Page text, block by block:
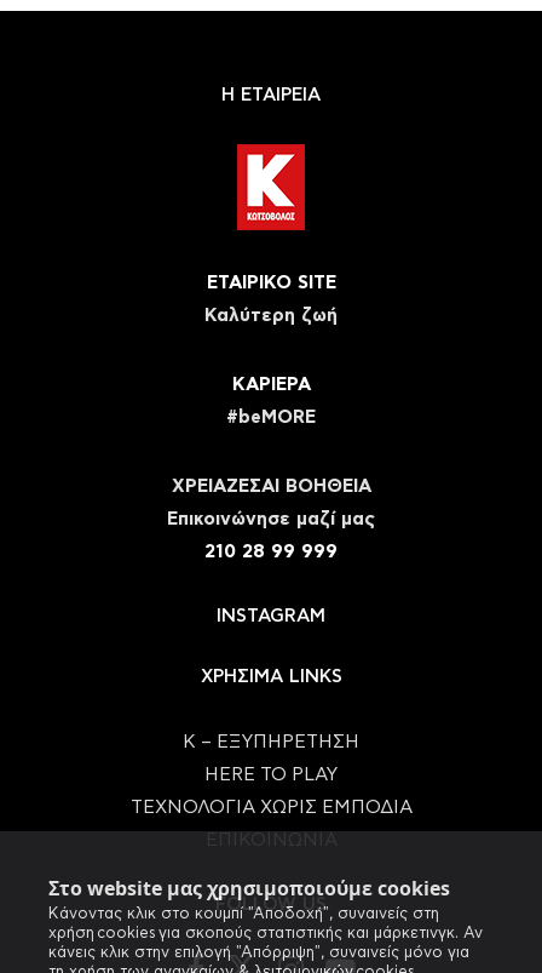
Στο website μας χρησιμοποιούμε cookies
Κάνοντας κλικ στο κουμπί "Αποδοχή", συναινείς στη
χρήση cookies για σκοπούς στατιστικής και μάρκετινγκ. Αν
κάνεις κλικ στην επιλογή "Απόρριψη", συναινείς μόνο για
Η ΕΤΑΙΡΕΙΑ
ΕΤΑΙΡΙΚΟ SITE
Καλύτερη ζωή
ΚΑΡΙΕΡΑ
#beMORE
ΧΡΕΙΑΖΕΣΑΙ ΒΟΗΘΕΙΑ
Eπικοινώνησε μαζί μας
210 28 99 999
INSTAGRAM
ΧΡΗΣΙΜΑ LINKS
Κ – ΕΞΥΠΗΡΕΤΗΣΗ
HERE TO PLAY
ΤΕΧΝΟΛΟΓΙΑ ΧΩΡΙΣ ΕΜΠΟΔΙΑ
FOLLOW US